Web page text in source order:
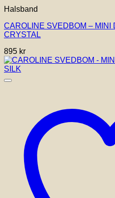
Halsband
CAROLINE SVEDBOM – MINI
CRYSTAL
895 kr